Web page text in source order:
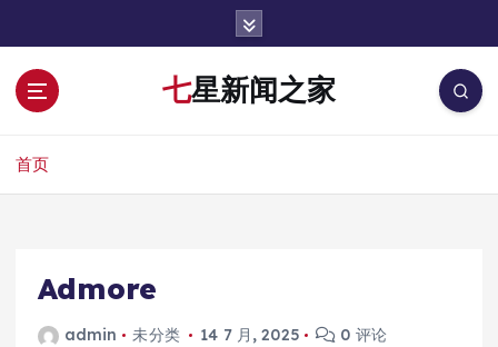
七星新闻之家
首页
Admore
admin 未分类 14 7 月, 2025 0 评论